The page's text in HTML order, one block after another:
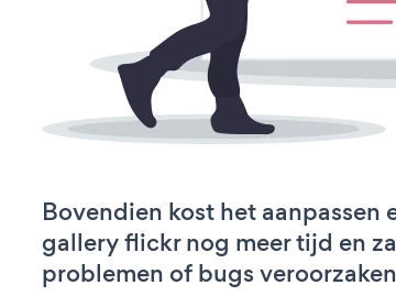
Bovendien kost het aanpassen
gallery flickr nog meer tijd en
problemen of bugs